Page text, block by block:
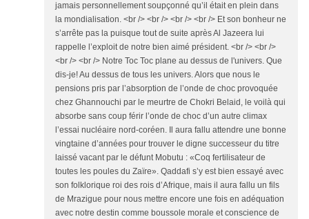
jamais personnellement soupçonné qu’il était en plein dans
la mondialisation. <br /> <br /> <br /> <br /> Et son bonheur ne
s’arrête pas la puisque tout de suite après Al Jazeera lui
rappelle l’exploit de notre bien aimé président. <br /> <br />
<br /> <br /> Notre Toc Toc plane au dessus de l'univers. Que
dis-je! Au dessus de tous les univers. Alors que nous le
pensions pris par l’absorption de l’onde de choc provoquée
chez Ghannouchi par le meurtre de Chokri Belaid, le voilà qui
absorbe sans coup férir l’onde de choc d’un autre climax
l’essai nucléaire nord-coréen. Il aura fallu attendre une bonne
vingtaine d’années pour trouver le digne successeur du titre
laissé vacant par le défunt Mobutu : «Coq fertilisateur de
toutes les poules du Zaïre». Qaddafi s’y est bien essayé avec
son folklorique roi des rois d’Afrique, mais il aura fallu un fils
de Mrazigue pour nous mettre encore une fois en adéquation
avec notre destin comme boussole morale et conscience de